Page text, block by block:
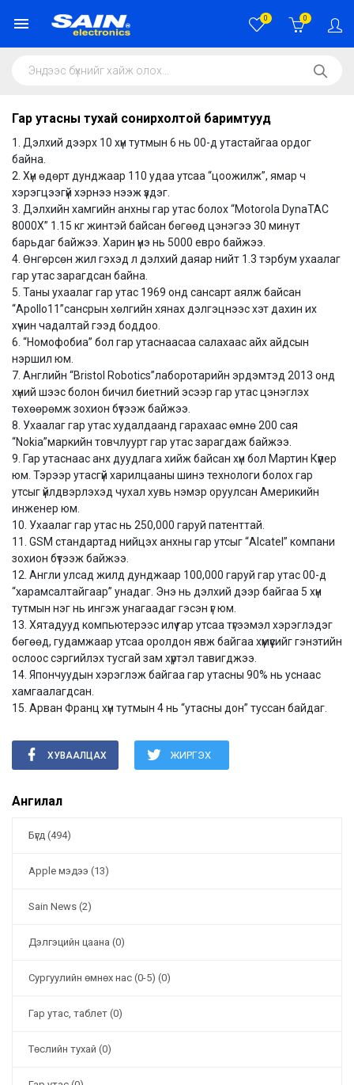
0 0
Гар утасны тухай сонирхолтой баримтууд
1. Дэлхий дээрх 10 хүн тутмын 6 нь 00-д утастайгаа ордог
байна.
2. Хүн өдөрт дунджаар 110 удаа утсаа “цоожилж”, ямар ч
хэрэгцээгүй хэрнээ нээж үздэг.
3. Дэлхийн хамгийн анхны гар утас болох “Motorola DynaTAC
8000X” 1.15 кг жинтэй байсан бөгөөд цэнэгээ 30 минут
барьдаг байжээ. Харин үнэ нь 5000 евро байжээ.
4. Өнгөрсөн жил гэхэд л дэлхий даяар нийт 1.3 тэрбум ухаалаг
гар утас зарагдсан байна.
5. Таны ухаалаг гар утас 1969 онд сансарт аялж байсан
“Apollo11”сансрын хөлгийн хянах дэлгэцнээс хэт дахин их
хүчин чадалтай гээд боддоо.
6. “Номофобиа” бол гар утаснаасаа салахаас айх айдсын
нэршил юм.
7. Английн “Bristol Robotics”лаборотарийн эрдэмтэд 2013 онд
хүний шээс болон бичил биетний эсээр гар утас цэнэглэх
төхөөрөмж зохион бүтээж байжээ.
8. Ухаалаг гар утас худалдаанд гарахаас өмнө 200 сая
“Nokia”маркийн товчлуурт гар утас зарагдаж байжээ.
9. Гар утаснаас анх дуудлага хийж байсан хүн бол Мартин Күүпер
юм. Тэрээр утасгүй харилцааны шинэ технологи болох гар
утсыг үйлдвэрлэхэд чухал хувь нэмэр оруулсан Америкийн
инженер юм.
10. Ухаалаг гар утас нь 250,000 гаруй патенттай.
11. GSM стандартад нийцэх анхны гар утсыг “Alcatel” компани
зохион бүтээж байжээ.
12. Англи улсад жилд дунджаар 100,000 гаруй гар утас 00-д
“харамсалтайгаар” унадаг. Энэ нь дэлхий дээр байгаа 5 хүн
тутмын нэг нь ингэж унагаадаг гэсэн үг юм.
13. Хятадууд компьютерээс илүү гар утсаа түгээмэл хэрэглэдэг
бөгөөд, гудамжаар утсаа оролдон явж байгаа хүмүүсийг гэнэтийн
ослоос сэргийлэх тусгай зам хүртэл тавигджээ.
14. Япончуудын хэрэглэж байгаа гар утасны 90% нь уснаас
хамгаалагдсан.
15. Арван Франц хүн тутмын 4 нь “утасны дон” туссан байдаг.
ХУВААЛЦАХ ЖИРГЭХ
Ангилал
Бүгд (494)
Apple мэдээ (13)
Sain News (2)
Дэлгэцийн цаана (0)
Cургуулийн өмнөх нас (0-5) (0)
Гар утас, таблет (0)
Төслийн тухай (0)